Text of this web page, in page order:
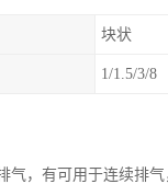
块状
1/1.5/3/8
，有可用于连续排